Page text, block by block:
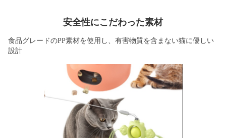
安全性にこだわった素材
食品グレードのPP素材を使用し、有害物質を含まない猫に優しい
設計